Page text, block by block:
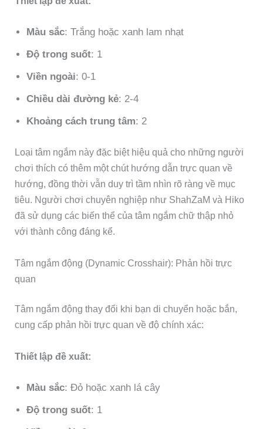
Màu sắc: Trắng hoặc xanh lam nhạt
Độ trong suốt: 1
Viền ngoài: 0-1
Chiều dài đường kẻ: 2-4
Khoảng cách trung tâm: 2
Loại tâm ngắm này đặc biệt hiệu quả cho những người
chơi thích có thêm một chút hướng dẫn trực quan về
hướng, đồng thời vẫn duy trì tầm nhìn rõ ràng về mục
tiêu. Người chơi chuyên nghiệp như ShahZaM và Hiko
đã sử dụng các biến thể của tâm ngắm chữ thập nhỏ
với thành công đáng kể.
Tâm ngắm động (Dynamic Crosshair): Phản hồi trực
quan
Tâm ngắm động thay đổi khi bạn di chuyển hoặc bắn,
cung cấp phản hồi trực quan về độ chính xác:
Thiết lập đề xuất:
Màu sắc: Đỏ hoặc xanh lá cây
Độ trong suốt: 1